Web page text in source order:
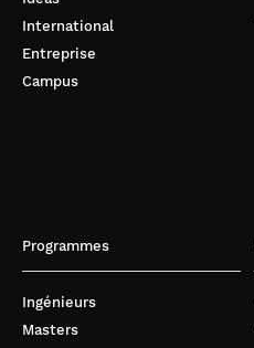
International
Entreprise
Campus
Programmes
Ingénieurs
Masters